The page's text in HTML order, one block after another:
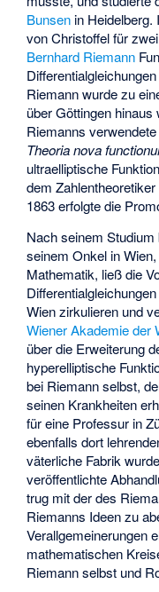
Bunsen in Heidelberg.
von Christoffel für
Bernhard Riemann
Riemann wurde zu
über Göttingen
Riemanns
Theoria nova
ultraelliptische
dem Zahlentheoretiker
1863 erfolgte die
Nach seinem Studium
seinem Onkel in
Mathematik, ließ die
Wien zirkulieren und
Wiener Akademie der
über die Erweiterung
hyperelliptische
bei Riemann selbst,
seinen Krankheiten
für eine Professur in
ebenfalls dort
väterliche Fabrik
veröffentlichte
trug mit der des
Riemanns Ideen zu
Verallgemeinerungen
mathematischen
Riemann selbst und